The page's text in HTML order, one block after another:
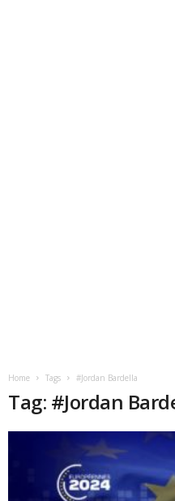
Home Tags #Jordan Bardella
Tag: #Jordan